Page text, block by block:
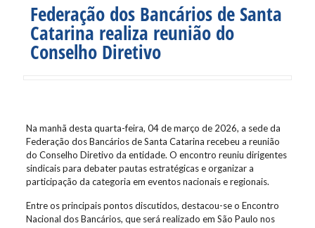
Federação dos Bancários de Santa
Catarina realiza reunião do
Conselho Diretivo
Na manhã desta quarta-feira, 04 de março de 2026, a sede da
Federação dos Bancários de Santa Catarina recebeu a reunião
do Conselho Diretivo da entidade. O encontro reuniu dirigentes
sindicais para debater pautas estratégicas e organizar a
participação da categoria em eventos nacionais e regionais.
Entre os principais pontos discutidos, destacou-se o Encontro
Nacional dos Bancários, que será realizado em São Paulo nos